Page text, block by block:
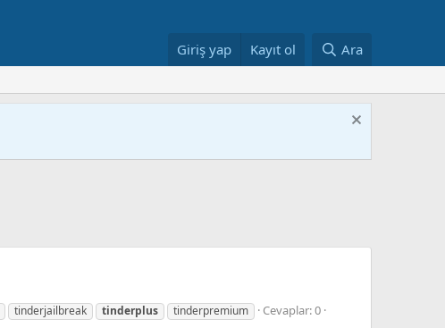
Giriş yap Kayıt ol Ara
tinderjailbreak tinderplus tinderpremium
Cevaplar: 0